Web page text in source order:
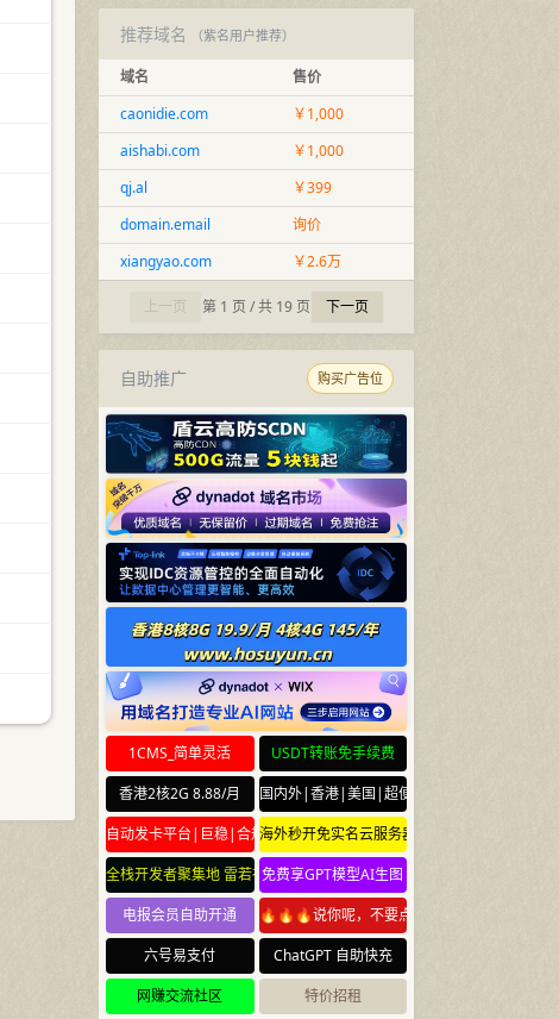
推荐域名 （紫名用户推荐）
域名
售价
caonidie.com
￥1,000
aishabi.com
￥1,000
qj.al
￥399
domain.email
询价
xiangyao.com
￥2.6万
上一页 第 1 页 / 共 19 页 下一页
自助推广 购买广告位
1CMS_简单灵活
USDT转账免手续费
香港2核2G 8.88/月
国内外|香港|美国|超便宜云服务器
自动发卡平台|巨稳|合规海外秒开免实名云服务器
全栈开发者聚集地 雷若社区 leiruo.com
免费享GPT模型AI生图
电报会员自助开通
🔥🔥🔥说你呢，不要点🔥🔥🔥
六号易支付
ChatGPT 自助快充
网赚交流社区
特价招租